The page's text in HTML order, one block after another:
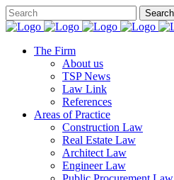
The Firm
About us
TSP News
Law Link
References
Areas of Practice
Construction Law
Real Estate Law
Architect Law
Engineer Law